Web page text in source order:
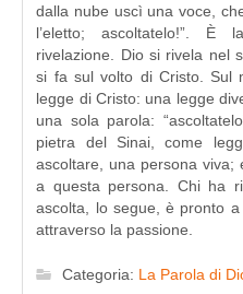
dalla nube uscì una voce,
l’eletto; ascoltatelo!”.
rivelazione. Dio si rivela nel
si fa sul volto di Cristo. Sul
legge di Cristo: una legge
una sola parola:
pietra del Sinai, come
ascoltare, una persona
a questa persona. Chi ha
ascolta, lo segue, è pronto
attraverso la passione.
Categoria: La Parola di